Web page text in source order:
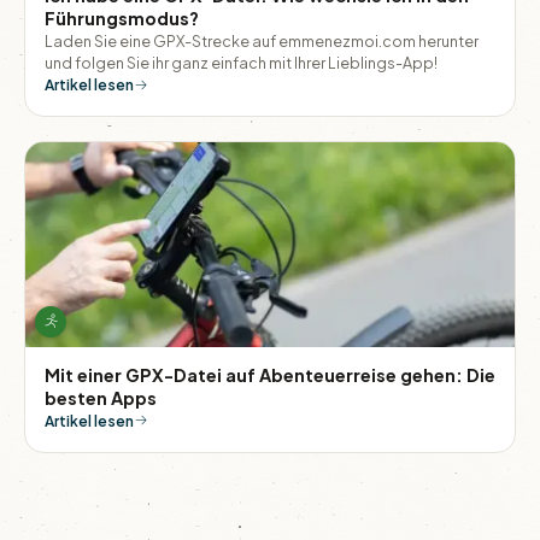
Führungsmodus?
Laden Sie eine GPX-Strecke auf emmenezmoi.com herunter
und folgen Sie ihr ganz einfach mit Ihrer Lieblings-App!
Artikel lesen
Mit einer GPX-Datei auf Abenteuerreise gehen: Die
besten Apps
Artikel lesen